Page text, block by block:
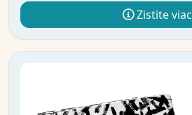
Zistite viac